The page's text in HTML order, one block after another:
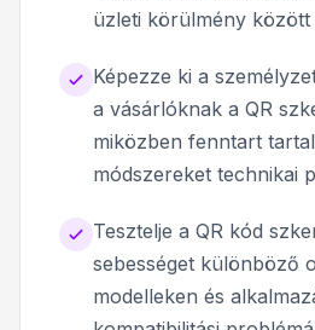
üzleti körülmény között
Képezze ki a
a vásárlóknak a QR
miközben fenntart
módszereket technikai
Tesztelje a QR kód
sebességet különböző
modelleken és